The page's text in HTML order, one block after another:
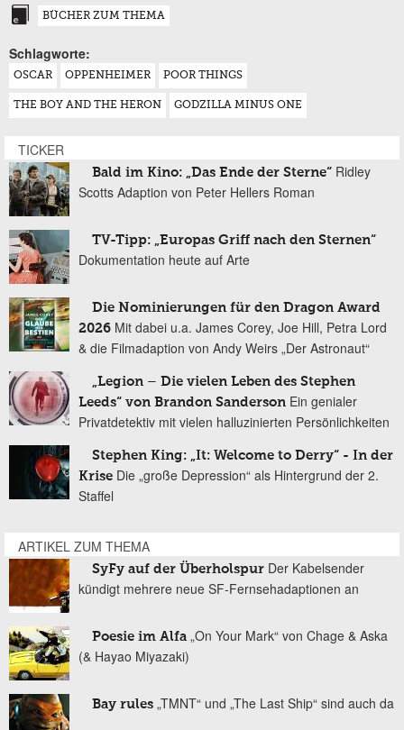
BÜCHER ZUM THEMA
Schlagworte:
OSCAR OPPENHEIMER POOR THINGS
THE BOY AND THE HERON GODZILLA MINUS ONE
TICKER
Bald im Kino: „Das Ende der Sterne“ Ridley
Scotts Adaption von Peter Hellers Roman
TV-Tipp: „Europas Griff nach den Sternen“
Dokumentation heute auf Arte
Die Nominierungen für den Dragon Award
2026 Mit dabei u.a. James Corey, Joe Hill, Petra Lord
& die Filmadaption von Andy Weirs „Der Astronaut“
„Legion – Die vielen Leben des Stephen
Leeds“ von Brandon Sanderson Ein genialer
Privatdetektiv mit vielen halluzinierten Persönlichkeiten
Stephen King: „It: Welcome to Derry“ - In der
Krise Die „große Depression“ als Hintergrund der 2.
Staffel
ARTIKEL ZUM THEMA
SyFy auf der Überholspur Der Kabelsender
kündigt mehrere neue SF-Fernsehadaptionen an
Poesie im Alfa „On Your Mark“ von Chage & Aska
(& Hayao Miyazaki)
Bay rules „TMNT“ und „The Last Ship“ sind auch da